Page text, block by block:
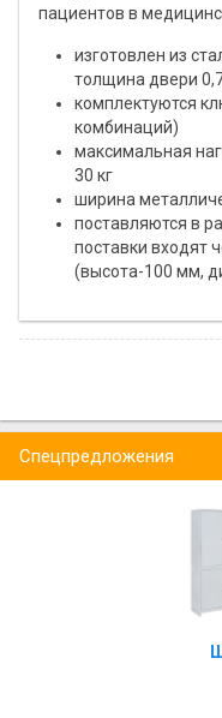
пациентов в
изготовлен из
толщина двери
комплектуются
комбинаций)
максимальная
30 кг
ширина
поставляются в
поставки входят
(высота-100 мм,
Спецпредложения